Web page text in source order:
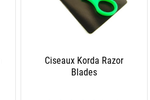
Ciseaux Korda Razor
Blades